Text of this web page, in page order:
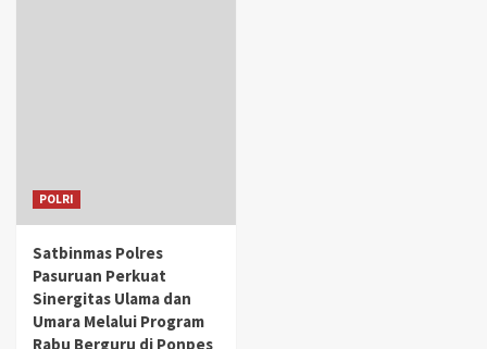
POLRI
Satbinmas Polres
Pasuruan Perkuat
Sinergitas Ulama dan
Umara Melalui Program
Rabu Berguru di Ponpes